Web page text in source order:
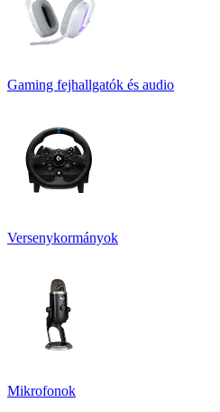
Gaming fejhallgatók és audio
Versenykormányok
Mikrofonok